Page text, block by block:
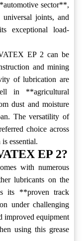
sector**,
joints, and
exceptional load-
EP 2 can be
and mining
of lubrication are
in **agricultural
dust and moisture
The versatility of
choice across
essential.
EP 2?
with numerous
lubricants on the
its **proven track
under challenging
improved equipment
using this grease